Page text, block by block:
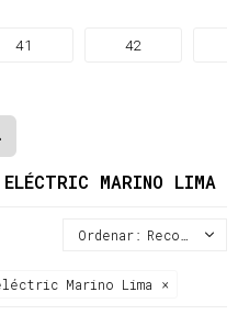
41 42
MARINO LIMA
Recomendados
Marino Lima